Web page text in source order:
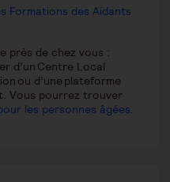
Formations des Aidants
près de chez vous :
d’un Centre Local
ou d’une plateforme
Vous pourrez trouver
les personnes âgées.